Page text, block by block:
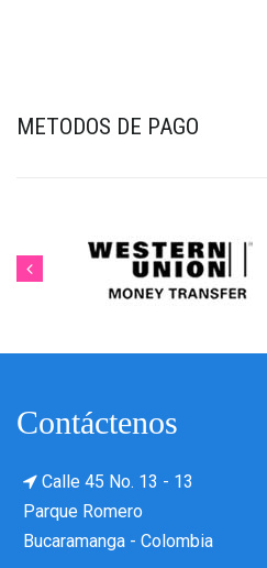
METODOS DE PAGO
Contáctenos
Calle 45 No. 13 - 13
Parque Romero
Bucaramanga - Colombia